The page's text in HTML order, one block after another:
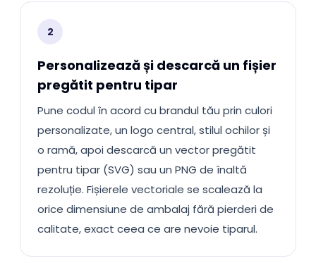
2
Personalizează și descarcă un fișier
pregătit pentru tipar
Pune codul în acord cu brandul tău prin culori
personalizate, un logo central, stilul ochilor și
o ramă, apoi descarcă un vector pregătit
pentru tipar (SVG) sau un PNG de înaltă
rezoluție. Fișierele vectoriale se scalează la
orice dimensiune de ambalaj fără pierderi de
calitate, exact ceea ce are nevoie tiparul.